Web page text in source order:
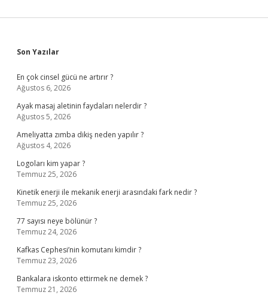
Sidebar
Son Yazılar
En çok cinsel gücü ne artırır ?
Ağustos 6, 2026
Ayak masaj aletinin faydaları nelerdir ?
Ağustos 5, 2026
Ameliyatta zımba dikiş neden yapılır ?
Ağustos 4, 2026
Logoları kim yapar ?
Temmuz 25, 2026
Kinetik enerji ile mekanik enerji arasındaki fark nedir ?
Temmuz 25, 2026
77 sayısı neye bölünür ?
Temmuz 24, 2026
Kafkas Cephesi’nin komutanı kimdir ?
Temmuz 23, 2026
Bankalara iskonto ettirmek ne demek ?
Temmuz 21, 2026